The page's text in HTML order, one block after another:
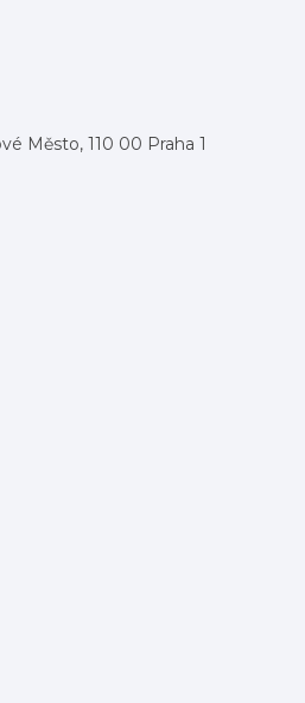
Město, 110 00 Praha 1